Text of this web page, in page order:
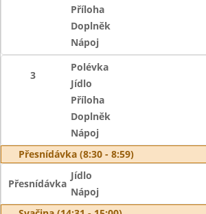
Příloha
Doplněk
Nápoj
3
Polévka
Jídlo
Příloha
Doplněk
Nápoj
Přesnídávka (8:30 - 8:59)
Přesnídávka
Jídlo
Nápoj